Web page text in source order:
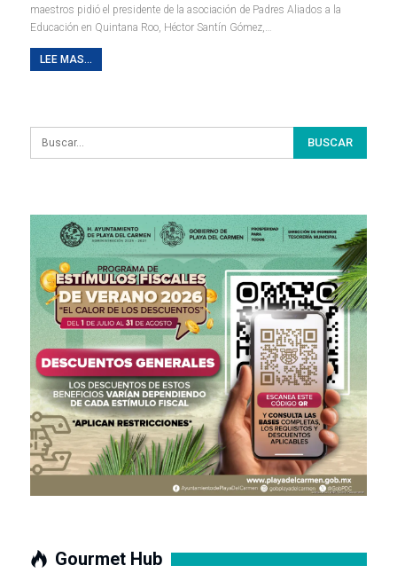
maestros pidió el presidente de la asociación de Padres Aliados a la
Educación en Quintana Roo, Héctor Santín Gómez,…
LEE MAS...
Gourmet Hub